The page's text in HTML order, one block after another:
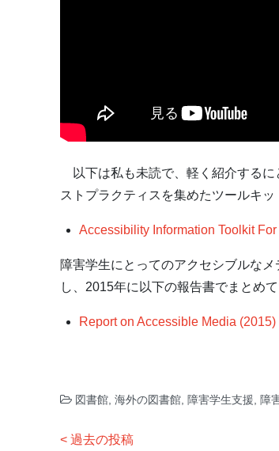
以下は私も未読で、軽く紹介するに
ストプラクティスを集めたツールキッ
Accessibility Information Toolkit
障害学生にとってのアクセシブルな
し、2015年に以下の報告書でまとめ
Report on Accessible Media (2015)
図書館 海外の図書館 障害学生支援 障
投過去の投稿